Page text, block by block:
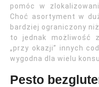
pomóc w
Choć asortyment w
bardziej ograniczony
to jednak możliwość
„przy okazji” innych
wygodna dla wielu
Pesto